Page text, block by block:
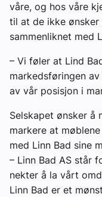
våre, og hos våre
til at de ikke
sammenliknet med
– Vi føler at Lind
markedsføringen
av vår posisjon i
Selskapet ønsker å
markere at
med Linn Bad sine
– Linn Bad AS står
nekter å la vårt
Linn Bad er et